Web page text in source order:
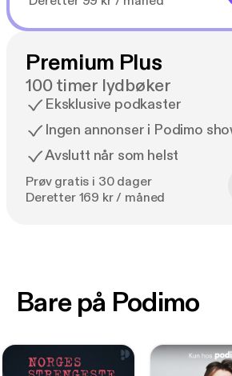
Premium Plus
100 timer lydbøker
Eksklusive podkaster
Ingen annonser i Podimo
Avslutt når som helst
Prøv gratis i 30 dager
Deretter 169 kr / måned
Bare på Podimo